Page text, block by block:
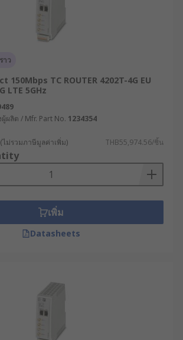
ในระดับอุตสาหกรรม
นเทอร์เน็ตคืออะไร
น็ต หรือโมเด็มเราเตอร์ คืออุปกรณ์
ครื่องมือภายในอาคารสามารถ
เน็ตได้ โดยโมเด็มเราเตอร์จะรวม
ละเราเตอร์ไว้ในอุปกรณ์เดียวกัน
บริการอินเทอร์เน็ตจากผู้ให้บริการ
สำนักงาน จากนั้นข้อมูลจะถูกส่งต่อ
จะกระจายสัญญาณอินเทอร์เน็ตให้แก่
ๆ เช่น แล็ปท็อปหรือสมาร์ตโฟน การ
น็ตนี้ประกอบด้วยข้อมูลแพ็กเก็ต เช่น
ซต์ ซึ่งมี IP Address ระบุปลายทาง
อร์ทราบ
างเส้นทางของข้อมูล, ควบคุมความ
วย Firewall หรือ VPN และแบ่ง
เพื่อเพิ่มความปลอดภัย
าว
150Mbps TC ROUTER 4202T-4G EU
LTE 5GHz
ผลิต / Mfr. Part No. 1234354
(ไม่รวมภาษีมูลค่าเพิ่ม) THB55,974.56/ชิ้น
เพิ่ม
Datasheets